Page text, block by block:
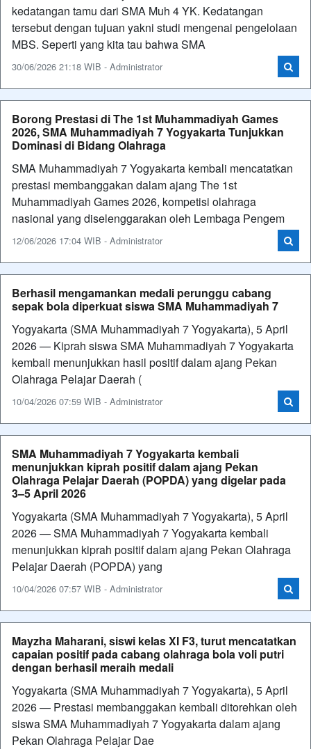
kedatangan tamu dari SMA Muh 4 YK. Kedatangan
tersebut dengan tujuan yakni studi mengenai pengelolaan
MBS. Seperti yang kita tau bahwa SMA
30/06/2026 21:18 WIB - Administrator
Borong Prestasi di The 1st Muhammadiyah Games
2026, SMA Muhammadiyah 7 Yogyakarta Tunjukkan
Dominasi di Bidang Olahraga
SMA Muhammadiyah 7 Yogyakarta kembali mencatatkan
prestasi membanggakan dalam ajang The 1st
Muhammadiyah Games 2026, kompetisi olahraga
nasional yang diselenggarakan oleh Lembaga Pengem
12/06/2026 17:04 WIB - Administrator
Berhasil mengamankan medali perunggu cabang
sepak bola diperkuat siswa SMA Muhammadiyah 7
Yogyakarta (SMA Muhammadiyah 7 Yogyakarta), 5 April
2026 — Kiprah siswa SMA Muhammadiyah 7 Yogyakarta
kembali menunjukkan hasil positif dalam ajang Pekan
Olahraga Pelajar Daerah (
10/04/2026 07:59 WIB - Administrator
SMA Muhammadiyah 7 Yogyakarta kembali
menunjukkan kiprah positif dalam ajang Pekan
Olahraga Pelajar Daerah (POPDA) yang digelar pada
3–5 April 2026
Yogyakarta (SMA Muhammadiyah 7 Yogyakarta), 5 April
2026 — SMA Muhammadiyah 7 Yogyakarta kembali
menunjukkan kiprah positif dalam ajang Pekan Olahraga
Pelajar Daerah (POPDA) yang
10/04/2026 07:57 WIB - Administrator
Mayzha Maharani, siswi kelas XI F3, turut mencatatkan
capaian positif pada cabang olahraga bola voli putri
dengan berhasil meraih medali
Yogyakarta (SMA Muhammadiyah 7 Yogyakarta), 5 April
2026 — Prestasi membanggakan kembali ditorehkan oleh
siswa SMA Muhammadiyah 7 Yogyakarta dalam ajang
Pekan Olahraga Pelajar Dae